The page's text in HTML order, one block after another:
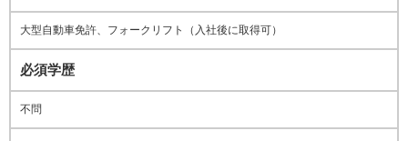
大型自動車免許、フォークリフト（入社後に取得可）
必須学歴
不問